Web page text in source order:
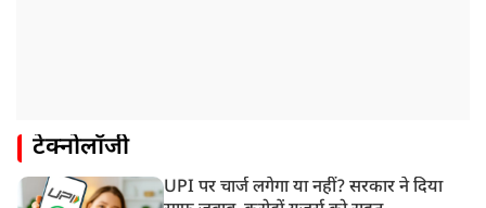
टेक्नोलॉजी
UPI पर चार्ज लगेगा या नहीं? सरकार ने दिया